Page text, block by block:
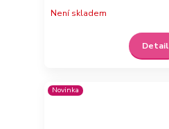
Není skladem
Detail
Novinka